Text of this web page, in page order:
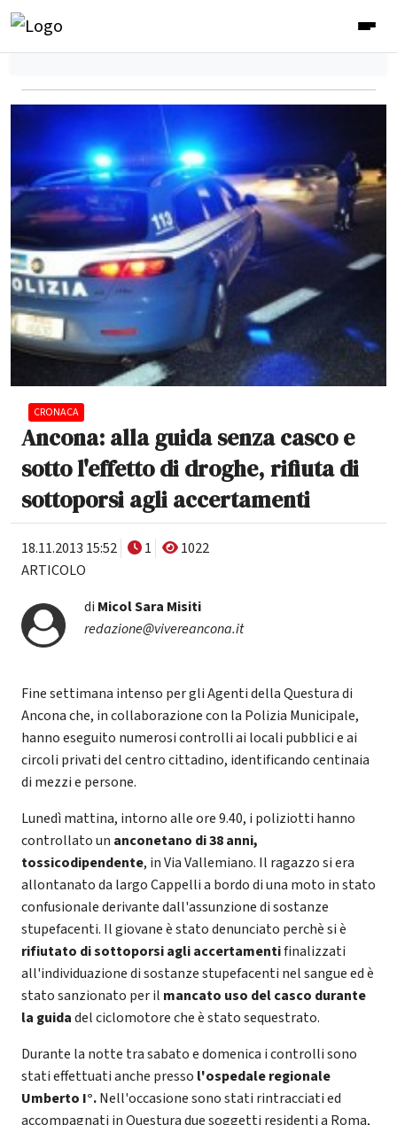
CRONACA
Ancona: alla guida senza casco e
sotto l'effetto di droghe, rifiuta di
sottoporsi agli accertamenti
18.11.2013 15:52 1
1022
ARTICOLO
di Micol Sara Misiti
redazione@vivereancona.it
Fine settimana intenso per gli Agenti della Questura di
Ancona che, in collaborazione con la Polizia Municipale,
hanno eseguito numerosi controlli ai locali pubblici e ai
circoli privati del centro cittadino, identificando centinaia
di mezzi e persone.
Lunedì mattina, intorno alle ore 9.40, i poliziotti hanno
controllato un anconetano di 38 anni,
tossicodipendente, in Via Vallemiano. Il ragazzo si era
allontanato da largo Cappelli a bordo di una moto in stato
confusionale derivante dall'assunzione di sostanze
stupefacenti. Il giovane è stato denunciato perchè si è
rifiutato di sottoporsi agli accertamentifinalizzati
all'individuazione di sostanze stupefacenti nel sangue ed è
stato sanzionato per il mancato uso del casco durante
la guidadel ciclomotore che è stato sequestrato.
Durante la notte tra sabato e domenica i controlli sono
stati effettuati anche presso l'ospedale regionale
Umberto I°.Nell'occasione sono stati rintracciati ed
accompagnati in Questura due soggetti residenti a Roma,